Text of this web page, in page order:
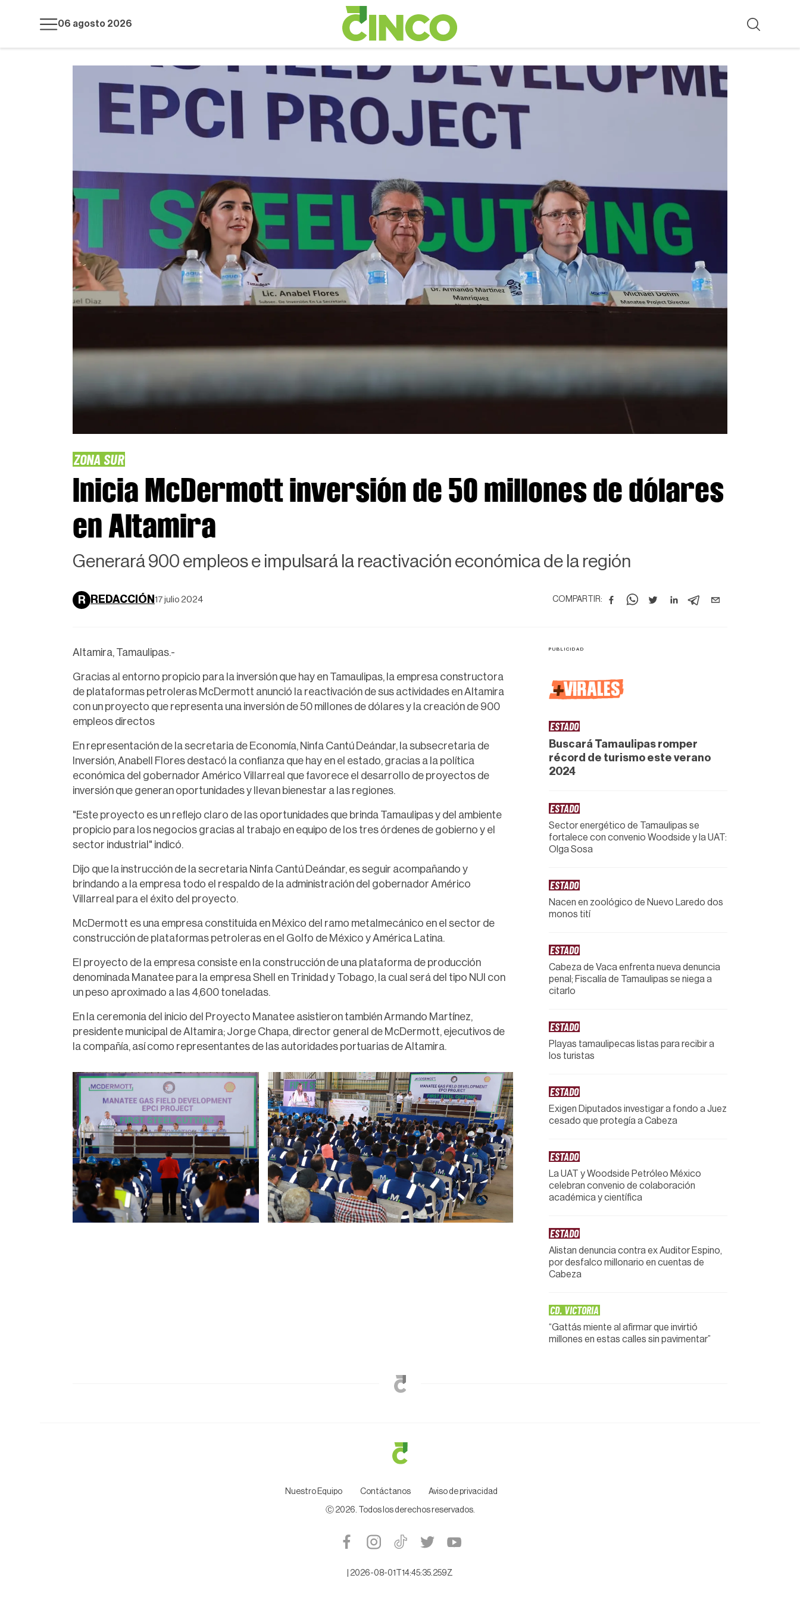
06 agosto 2026
ZONA SUR
Inicia McDermott inversión de 50 millones de dólares
en Altamira
Generará 900 empleos e impulsará la reactivación económica de la región
R REDACCIÓN 17 julio 2024 COMPARTIR:
Altamira, Tamaulipas.-
Gracias al entorno propicio para la inversión que hay en Tamaulipas, la empresa constructora
de plataformas petroleras McDermott anunció la reactivación de sus actividades en Altamira
con un proyecto que representa una inversión de 50 millones de dólares y la creación de 900
empleos directos
En representación de la secretaria de Economía, Ninfa Cantú Deándar, la subsecretaria de
Inversión, Anabell Flores destacó la confianza que hay en el estado, gracias a la política
económica del gobernador Américo Villarreal que favorece el desarrollo de proyectos de
inversión que generan oportunidades y llevan bienestar a las regiones.
"Este proyecto es un reflejo claro de las oportunidades que brinda Tamaulipas y del ambiente
propicio para los negocios gracias al trabajo en equipo de los tres órdenes de gobierno y el
sector industrial" indicó.
Dijo que la instrucción de la secretaria Ninfa Cantú Deándar, es seguir acompañando y
brindando a la empresa todo el respaldo de la administración del gobernador Américo
Villarreal para el éxito del proyecto.
McDermott es una empresa constituida en México del ramo metalmecánico en el sector de
construcción de plataformas petroleras en el Golfo de México y América Latina.
El proyecto de la empresa consiste en la construcción de una plataforma de producción
denominada Manatee para la empresa Shell en Trinidad y Tobago, la cual será del tipo NUI con
un peso aproximado a las 4,600 toneladas.
En la ceremonia del inicio del Proyecto Manatee asistieron también Armando Martínez,
presidente municipal de Altamira; Jorge Chapa, director general de McDermott, ejecutivos de
la compañía, así como representantes de las autoridades portuarias de Altamira.
+VIRALES
ESTADO
Buscará Tamaulipas romper
récord de turismo este verano
2024
ESTADO
Sector energético de Tamaulipas se
fortalece con convenio Woodside y la UAT:
Olga Sosa
ESTADO
Nacen en zoológico de Nuevo Laredo dos
monos tití
ESTADO
Cabeza de Vaca enfrenta nueva denuncia
penal; Fiscalía de Tamaulipas se niega a
citarlo
ESTADO
Playas tamaulipecas listas para recibir a
los turistas
ESTADO
Exigen Diputados investigar a fondo a Juez
cesado que protegía a Cabeza
ESTADO
La UAT y Woodside Petróleo México
celebran convenio de colaboración
académica y científica
ESTADO
Alistan denuncia contra ex Auditor Espino,
por desfalco millonario en cuentas de
Cabeza
CD. VICTORIA
“Gattás miente al afirmar que invirtió
millones en estas calles sin pavimentar”
Nuestro Equipo Contáctanos Aviso de privacidad
Ⓒ 2026 . Todos los derechos reservados.
2026-08-01T14:45:35.259Z